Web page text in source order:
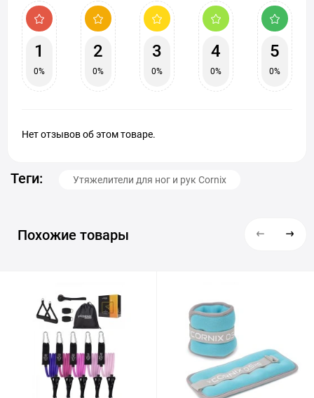
1
0%
2
0%
3
0%
4
0%
5
0%
Нет отзывов об этом товаре.
Теги: Утяжелители для ног и рук Cornix
Похожие товары